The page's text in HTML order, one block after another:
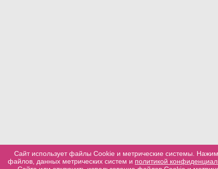
Сайт использует файлы Cookie и метрические системы.
файлов, данных метрических систем и политикой